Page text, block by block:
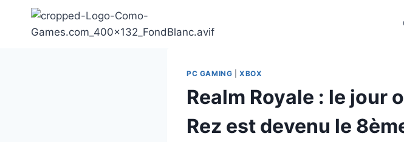
contenu
PC GAMING |XBOX
Realm Royale : le jour
Rez est devenu le